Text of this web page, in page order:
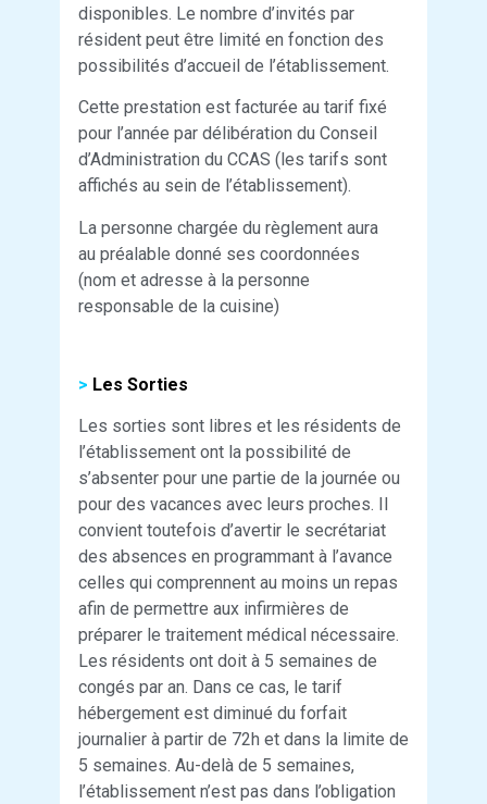
disponibles. Le nombre d’invités par
résident peut être limité en fonction des
possibilités d’accueil de l’établissement.
Cette prestation est facturée au tarif fixé
pour l’année par délibération du Conseil
d’Administration du CCAS (les tarifs sont
affichés au sein de l’établissement).
La personne chargée du règlement aura
au préalable donné ses coordonnées
(nom et adresse à la personne
responsable de la cuisine)
> Les Sorties
Les sorties sont libres et les résidents de
l’établissement ont la possibilité de
s’absenter pour une partie de la journée ou
pour des vacances avec leurs proches. Il
convient toutefois d’avertir le secrétariat
des absences en programmant à l’avance
celles qui comprennent au moins un repas
afin de permettre aux infirmières de
préparer le traitement médical nécessaire.
Les résidents ont doit à 5 semaines de
congés par an. Dans ce cas, le tarif
hébergement est diminué du forfait
journalier à partir de 72h et dans la limite de
5 semaines. Au-delà de 5 semaines,
l’établissement n’est pas dans l’obligation